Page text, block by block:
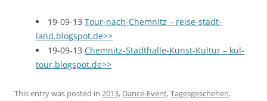
19-09-13 Tour-nach-Chemnitz – reise-stadt-
land.blogspot.de>>
19-09-13 Chemnitz-Stadthalle-Kunst-Kultur – kul-
tour.blogspot.de>>
This entry was posted in 2013, Dance-Event,Tagesgeschehen,